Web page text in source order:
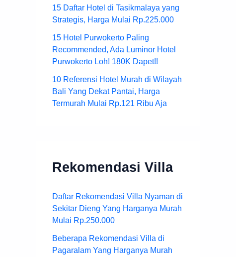
15 Daftar Hotel di Tasikmalaya yang
Strategis, Harga Mulai Rp.225.000
15 Hotel Purwokerto Paling
Recommended, Ada Luminor Hotel
Purwokerto Loh! 180K Dapet!!
10 Referensi Hotel Murah di Wilayah
Bali Yang Dekat Pantai, Harga
Termurah Mulai Rp.121 Ribu Aja
Rekomendasi Villa
Daftar Rekomendasi Villa Nyaman di
Sekitar Dieng Yang Harganya Murah
Mulai Rp.250.000
Beberapa Rekomendasi Villa di
Pagaralam Yang Harganya Murah